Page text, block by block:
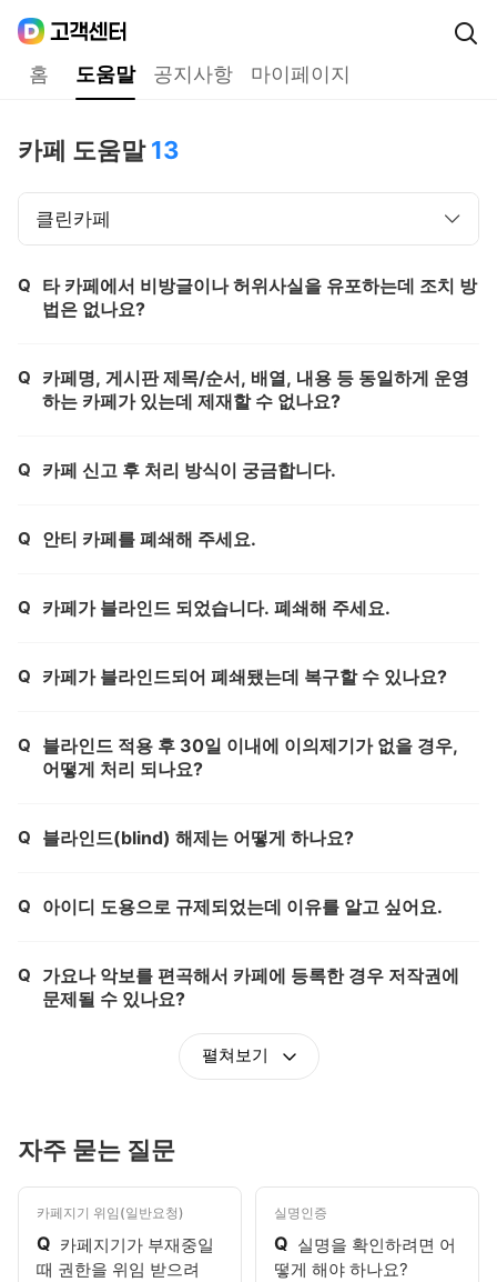
홈 도움말 공지사항 마이페이지
카페 도움말 13
클린카페
Q
타 카페에서 비방글이나 허위사실을 유포하는데 조치 방
법은 없나요?
Q
카페명, 게시판 제목/순서, 배열, 내용 등 동일하게 운영
하는 카페가 있는데 제재할 수 없나요?
Q 카페 신고 후 처리 방식이 궁금합니다.
Q 안티 카페를 폐쇄해 주세요.
Q 카페가 블라인드 되었습니다. 폐쇄해 주세요.
Q 카페가 블라인드되어 폐쇄됐는데 복구할 수 있나요?
Q
블라인드 적용 후 30일 이내에 이의제기가 없을 경우,
어떻게 처리 되나요?
Q 블라인드(blind) 해제는 어떻게 하나요?
Q 아이디 도용으로 규제되었는데 이유를 알고 싶어요.
Q
가요나 악보를 편곡해서 카페에 등록한 경우 저작권에
문제될 수 있나요?
펼쳐보기
자주 묻는 질문
카페지기 위임(일반요청)
Q 카페지기가 부재중일
때 권한을 위임 받으려
실명인증
Q 실명을 확인하려면 어
떻게 해야 하나요?